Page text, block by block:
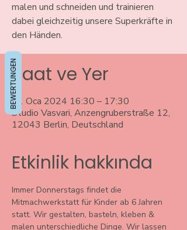
malen und schneiden und trainieren
dabei gleichzeitig unsere Superkräfte in
den Händen.
Saat ve Yer
11 Oca 2024 16:30 – 17:30
Studio Vasvari, Anzengruberstraße 12,
12043 Berlin, Deutschland
Etkinlik hakkında
Immer Donnerstags findet die
Mitmachwerkstatt für Kinder ab 6 Jahren
statt. Wir gestalten, basteln, kleben &
malen unterschiedliche Dinge. Wir lassen
BEWERTUNGEN